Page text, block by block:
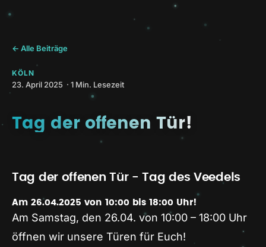
← Alle Beiträge
KÖLN
23. April 2025 · 1 Min. Lesezeit
Tag der offenen Tür!
Tag der offenen Tür - Tag des Veedels
Am 26.04.2025 von 10:00 bis 18:00 Uhr!
Am Samstag, den 26.04. von 10:00 – 18:00 Uhr
öffnen wir unsere Türen für Euch!